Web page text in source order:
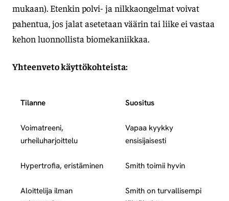
mukaan). Etenkin polvi- ja nilkkaongelmat voivat
pahentua, jos jalat asetetaan väärin tai liike ei vastaa
kehon luonnollista biomekaniikkaa.
Yhteenveto käyttökohteista:
Tilanne Suositus
Voimatreeni,
urheiluharjoittelu
Vapaa kyykky
ensisijaisesti
Hypertrofia, eristäminen Smith toimii hyvin
Aloittelija ilman
Smith on turvallisempi